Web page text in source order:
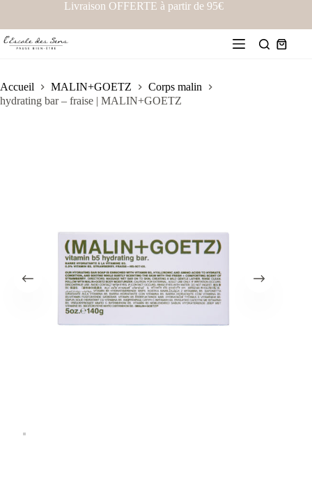
Livraison OFFERTE à partir de 95€
Accueil MALIN+GOETZ
Corps malin
hydrating bar – fraise | MALIN+GOETZ